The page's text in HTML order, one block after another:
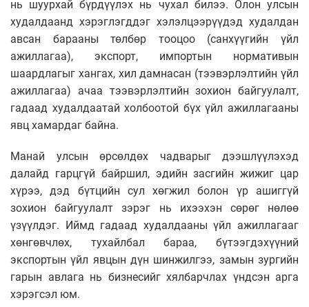
нь шуурхай бүрдүүлэх нь чухал билээ. Олон улсын
худалдаанд хэрэглэгддэг хэлэлцээрүүдэд худалдан
авсан барааны төлбөр тооцоо (санхүүгийн үйл
ажиллагаа), экспорт, импортын нормативын
шаардлагыг хангах, хил дамнасан (тээвэрлэлтийн үйл
ажиллагаа) ачаа тээвэрлэлтийн зохион байгуулалт,
гадаад худалдаатай холбоотой бүх үйл ажиллагааны
явц хамардаг байна.
Манай улсын өрсөлдөх чадварыг дээшлүүлэхэд
далайд гарцгүй байршил, эдийн засгийн жижиг цар
хүрээ, дэд бүтцийн сул хөгжил болон үр ашиггүй
зохион байгуулалт зэрэг нь ихээхэн сөрөг нөлөө
үзүүлдэг. Иймд гадаад худалдааны үйл ажиллагааг
хөнгөвчлөх, тухайлбал бараа, бүтээгдэхүүний
экспортын үйл явцын дүн шинжилгээ, замын зургийн
гарын авлага нь бизнесийг хялбарчлах үндсэн арга
хэрэгсэл юм.